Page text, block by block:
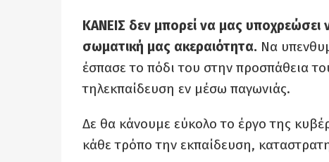
ΚΑΝΕΙΣ δεν μπορεί να μας υποχρεώσει
σωματική μας ακεραιότητα. Να
έσπασε το πόδι του στην προσπάθεια
τηλεκπαίδευση εν μέσω παγωνιάς.
Δε θα κάνουμε εύκολο το έργο της
κάθε τρόπο την εκπαίδευση,